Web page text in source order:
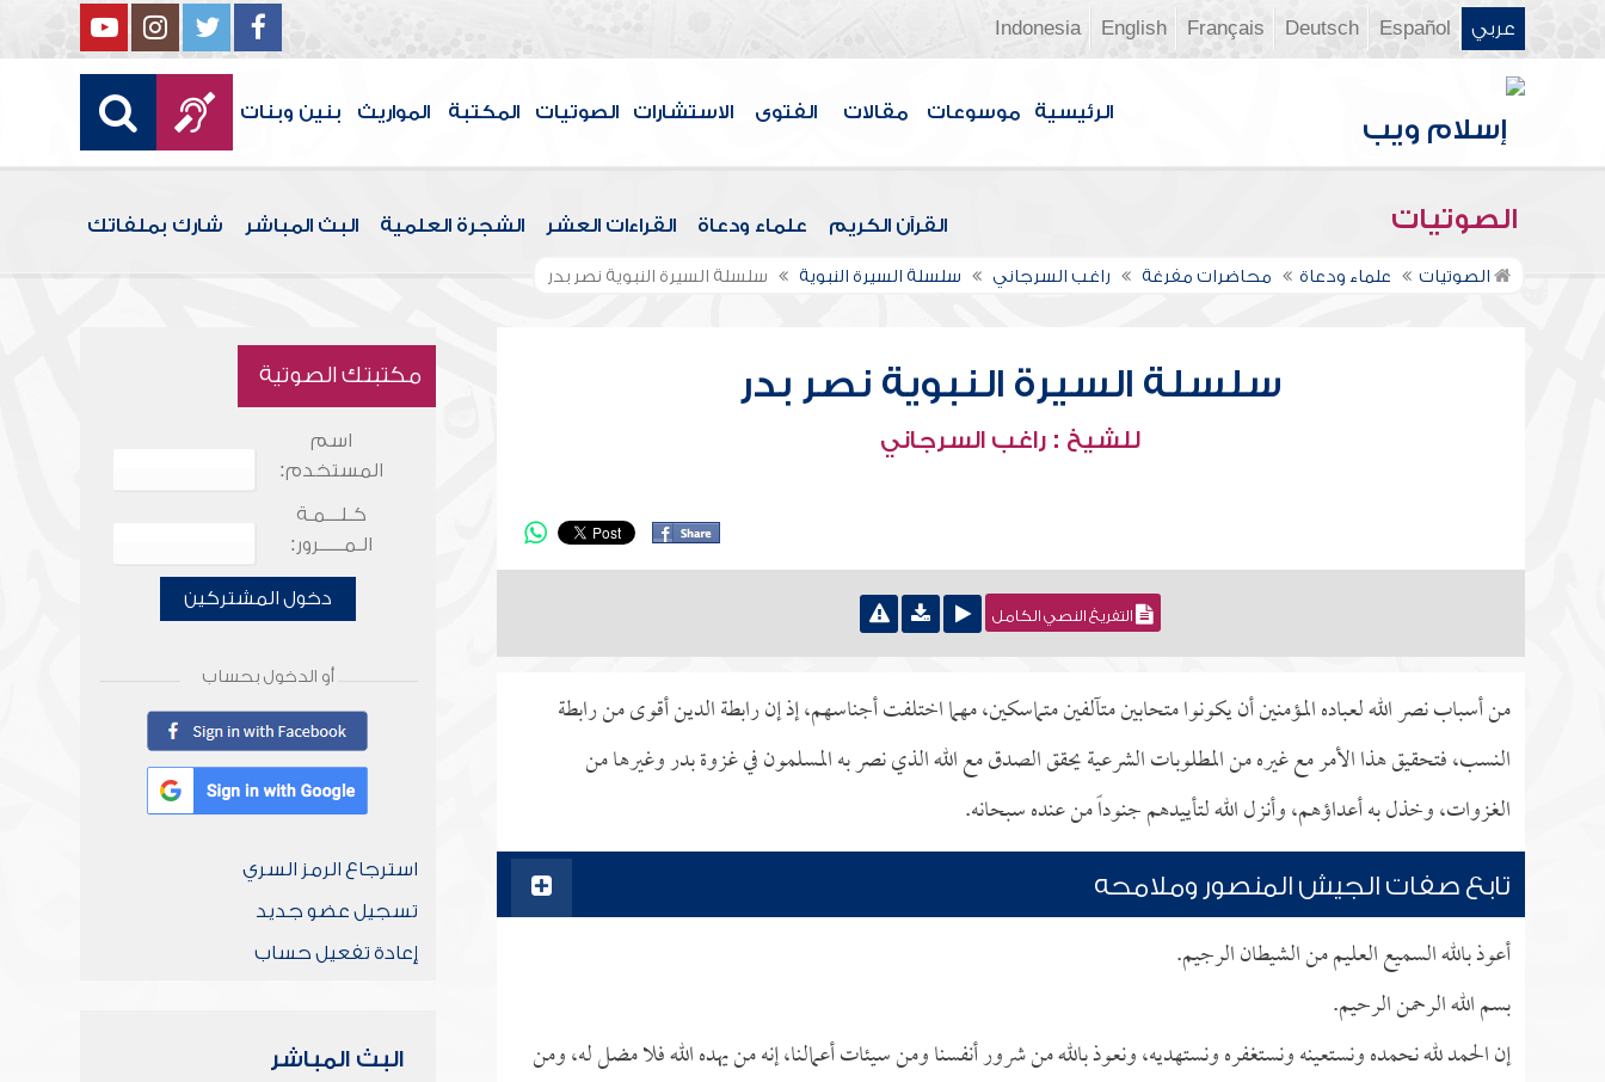
عربي Español
Deutsch
Français
English
Indonesia
الرئيسية موسوعات مقالات الفتوى الاستشارات الصوتيات المكتبة المواريث بنين وبنات
الصوتيات القرآن الكريم علماء ودعاة القراءات العشر الشجرة العلمية البث المباشر شارك بملفاتك
الصوتيات علماء ودعاة محاضرات مفرغة راغب السرجاني سلسلة السيرة النبوية سلسلة السيرة النبوية نصر بدر
سلسلة السيرة النبوية نصر بدر
للشيخ : راغب السرجاني
التفريغ النصي الكامل
من أسباب نصر الله لعباده المؤمنين أن يكونوا متحابين متآلفين متماسكين، مهما اختلفت أجناسهم، إذ إن رابطة الدين أقوى من رابطة
النسب، فتحقيق هذا الأمر مع غيره من المطلوبات الشرعية يحقق الصدق مع الله الذي نصر به المسلمون في غزوة بدر وغيرها من
الغزوات، وخذل به أعداؤهم، وأنزل الله لتأييدهم جنوداً من عنده سبحانه.
تابع صفات الجيش المنصور وملامحه
أعوذ بالله السميع العليم من الشيطان الرجيم.
بسم الله الرحمن الرحيم.
إن الحمد لله نحمده ونستعينه ونستغفره ونستهديه، ونعوذ بالله من شرور أنفسنا ومن سيئات أعمالنا، إنه من يهده الله فلا مضل له، ومن
مكتبتك الصوتية
اسم
المستخدم:
كـلـــمـة
الـمـــــرور:
دخول المشتركين
أو الدخول بحساب
استرجاع الرمز السري
تسجيل عضو جديد
إعادة تفعيل حساب
البث المباشر